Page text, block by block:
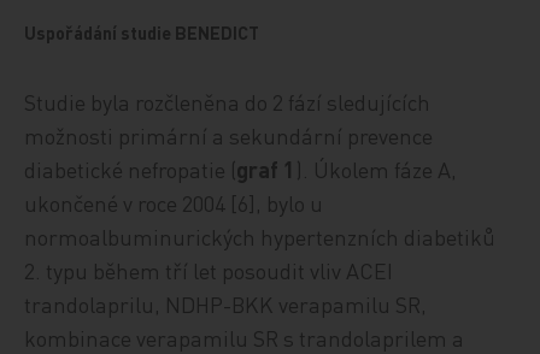
Uspořádání studie BENEDICT
Studie byla rozčleněna do 2 fází sledujících
možnosti primární a sekundární prevence
diabetické nefropatie (graf 1 ). Úkolem fáze A,
ukončené v roce 2004 [6], bylo u
normoalbuminurických hypertenzních diabetiků
2. typu během tří let posoudit vliv ACEI
trandolaprilu, NDHP-BKK verapamilu SR,
kombinace verapamilu SR s trandolaprilem a